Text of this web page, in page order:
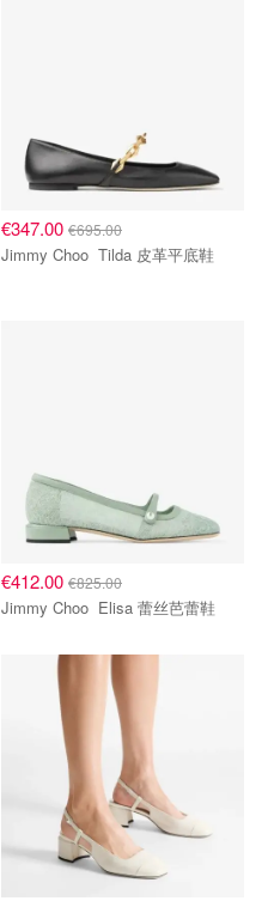
€347.00 €695.00
Jimmy Choo Tilda 皮革平底鞋
€412.00 €825.00
Jimmy Choo Elisa 蕾丝芭蕾鞋